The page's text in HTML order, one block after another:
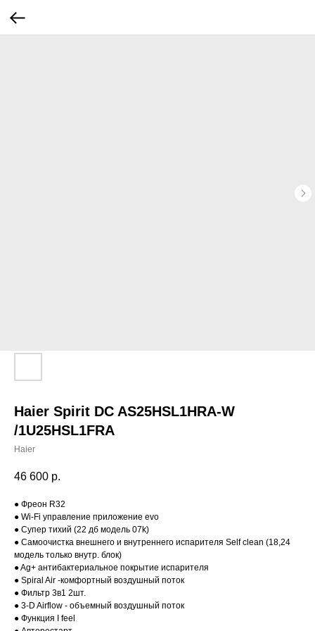
Haier Spirit DC AS25HSL1HRA-W
/1U25HSL1FRA
Haier
46 600 р.
● Фреон R32
● Wi-Fi управление приложение evo
● Супер тихий (22 дб модель 07k)
● Самоочистка внешнего и внутреннего испарителя Self clean (18,24
модель только внутр. блок)
● Ag+ антибактериальное покрытие испарителя
● Spiral Air -комфортный воздушный поток
● Фильтр 3в1 2шт.
● 3-D Airflow - объемный воздушный поток
● Функция I feel